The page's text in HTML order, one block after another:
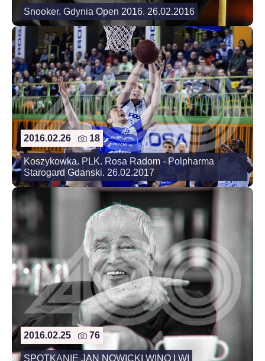
Snooker. Gdynia Open 2016. 26.02.2016
2016.02.26 18
Koszykowka. PLK. Rosa Radom - Polpharma
Starogard Gdanski. 26.02.2017
2016.02.25 76
SPOTKANIE JAN NOWICKI WINO LWI